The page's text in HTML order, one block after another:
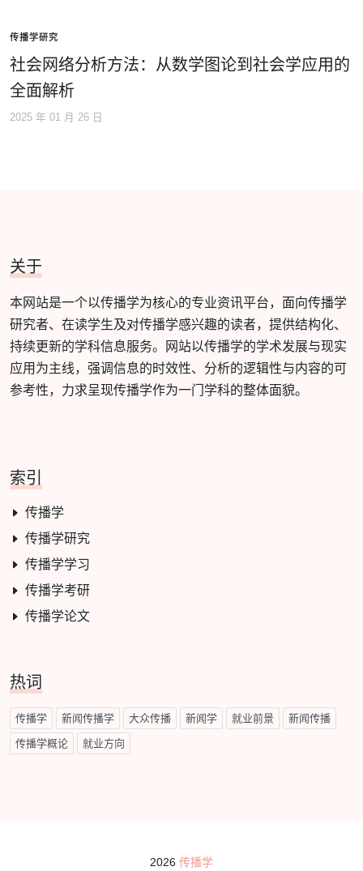
传播学研究
社会网络分析方法：从数学图论到社会学应用的
全面解析
2025 年 01 月 26 日
关于
本网站是一个以传播学为核心的专业资讯平台，面向传播学
研究者、在读学生及对传播学感兴趣的读者，提供结构化、
持续更新的学科信息服务。网站以传播学的学术发展与现实
应用为主线，强调信息的时效性、分析的逻辑性与内容的可
参考性，力求呈现传播学作为一门学科的整体面貌。
索引
传播学
传播学研究
传播学学习
传播学考研
传播学论文
热词
传播学 新闻传播学 大众传播 新闻学 就业前景 新闻传播
传播学概论 就业方向
2026 传播学